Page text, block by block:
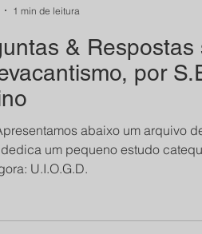
Luís
& Respostas
por
abaixo um arquivo
um pequeno estudo
U.I.O.G.D.
1 min de leitura